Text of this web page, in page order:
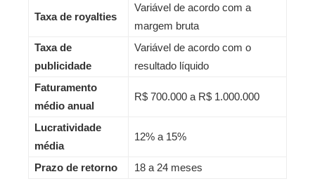
Taxa de royalties
Variável de acordo com a
margem bruta
Taxa de
publicidade
Variável de acordo com o
resultado líquido
Faturamento
médio anual
R$ 700.000 a R$ 1.000.000
Lucratividade
média
12% a 15%
Prazo de retorno 18 a 24 meses